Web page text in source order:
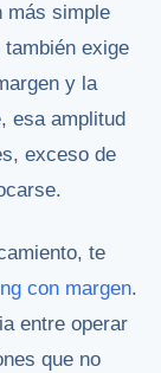
más simple
exige
y la
esa amplitud
exceso de
te
con margen.
entre operar
que no